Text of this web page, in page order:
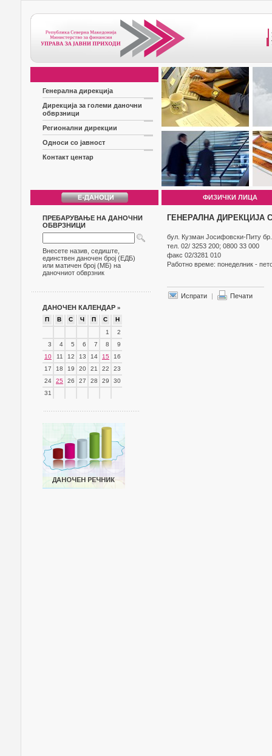
Генерална дирекција
Дирекција за големи даночни
обврзници
Регионални дирекции
Односи со јавност
Контакт центар
ФИЗИЧКИ ЛИЦА
ПРЕБАРУВАЊЕ НА ДАНОЧНИ
ОБВРЗНИЦИ
Внесете назив, седиште,
единствен даночен број (ЕДБ)
или матичен број (МБ) на
даночниот обврзник
ДАНОЧЕН КАЛЕНДАР »
П В С Ч П С
Н
1
2
3
4 5 6 7 8
9
10
11 12 13 14 15
16
17
18 19 20 21 22
23
24
25 26 27 28 29
30
31
ГЕНЕРАЛНА ДИРЕКЦИЈА
бул. Кузман Jосифовски-Питу
тел. 02/ 3253 200; 0800 33 000
факс 02/3281 010
Работно време: понеделник -
Испрати | Печати